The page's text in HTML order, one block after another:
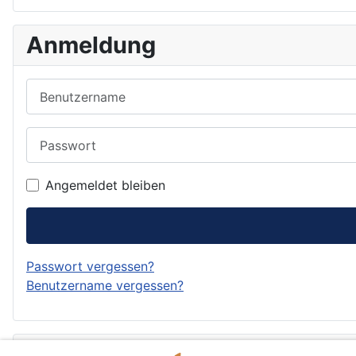
Anmeldung
Angemeldet bleiben
Passwort vergessen?
Benutzername vergessen?